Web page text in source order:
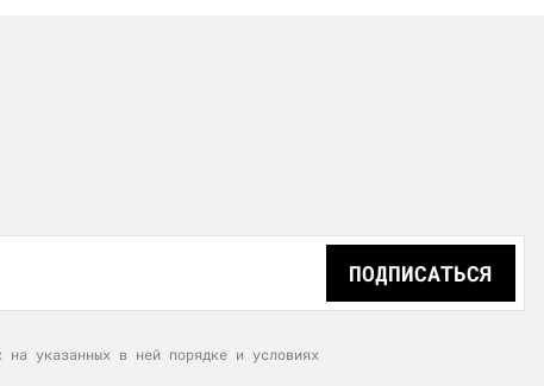
ПОДПИСАТЬСЯ
на указанных в ней порядке и условиях